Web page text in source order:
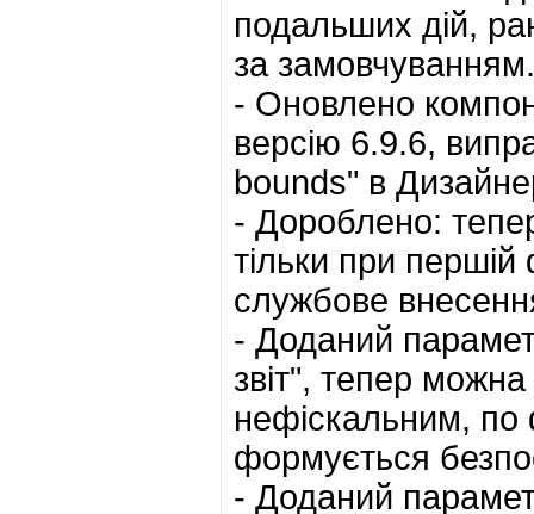
подальших дій,
за замовчуванням.
- Оновлено
версію 6.9.6,
bounds" в
- Дороблено:
тільки при першій
службове
- Доданий
звіт", тепер
нефіскальним, по
формується
- Доданий